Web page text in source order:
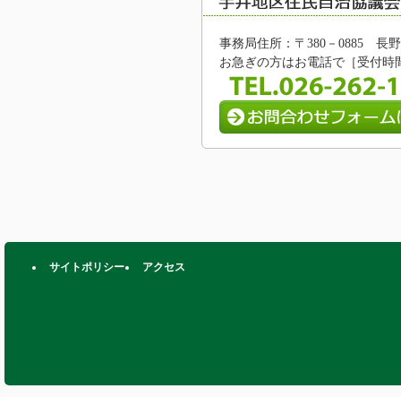
事務局住所：〒380－0885 長
お急ぎの方はお電話で［受付時
サイトポリシー アクセス